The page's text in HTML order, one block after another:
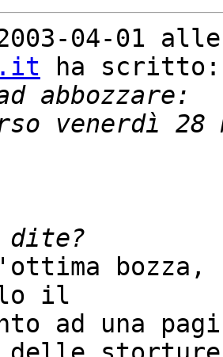
04-01
ha scritto:
venerdì
il
ad una